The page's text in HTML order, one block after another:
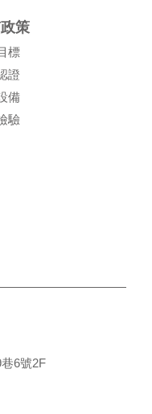
策
標
證
備
驗
6號2F